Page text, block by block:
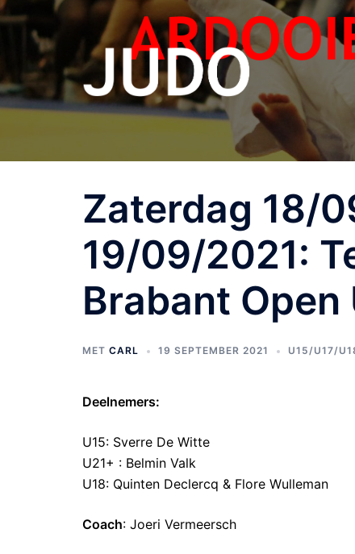
Zaterdag 18/
19/09/2021:
Brabant Open
MET CARL 19 SEPTEMBER 2021 U15/U17/
Deelnemers:
U15: Sverre De Witte
U21+ : Belmin Valk
U18: Quinten Declercq & Flore Wulleman
Coach: Joeri Vermeersch